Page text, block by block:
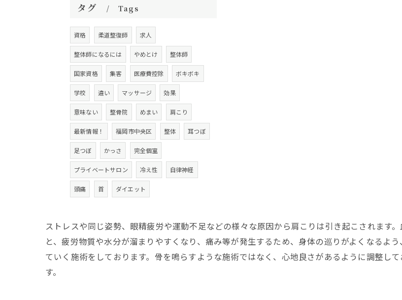
タグ Tags
資格 柔道整復師 求人
整体師になるには やめとけ 整体師
国家資格 集客 医療費控除 ボキボキ
学校 違い マッサージ 効果
意味ない 整骨院 めまい 肩こり
最新情報！ 福岡市中央区 整体 耳つぼ
足つぼ かっさ 完全個室
プライベートサロン 冷え性 自律神経
頭痛 首 ダイエット
ストレスや同じ姿勢、眼精疲労や運動不足などの様々な原因から肩こりは引き起こされます
と、疲労物質や水分が溜まりやすくなり、痛み等が発生するため、身体の巡りがよくなるよ
ていく施術をしております。骨を鳴らすような施術ではなく、心地良さがあるように調整し
す。